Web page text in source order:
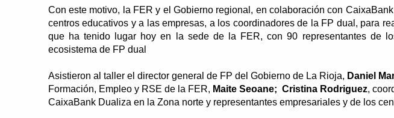
Con este motivo, la FER y el Gobierno regional, en colaboración con
centros educativos y a las empresas, a los coordinadores de la FP dual, para
que ha tenido lugar hoy en la sede de la FER, con 90 representantes de
ecosistema de FP dual
Asistieron al taller el director general de FP del Gobierno de La Rioja, Daniel
Formación, Empleo y RSE de la FER, Maite Seoane; Cristina Rodriguez,
CaixaBank Dualiza en la Zona norte y representantes empresariales y de los